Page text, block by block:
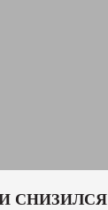
СНИЗИЛСЯ